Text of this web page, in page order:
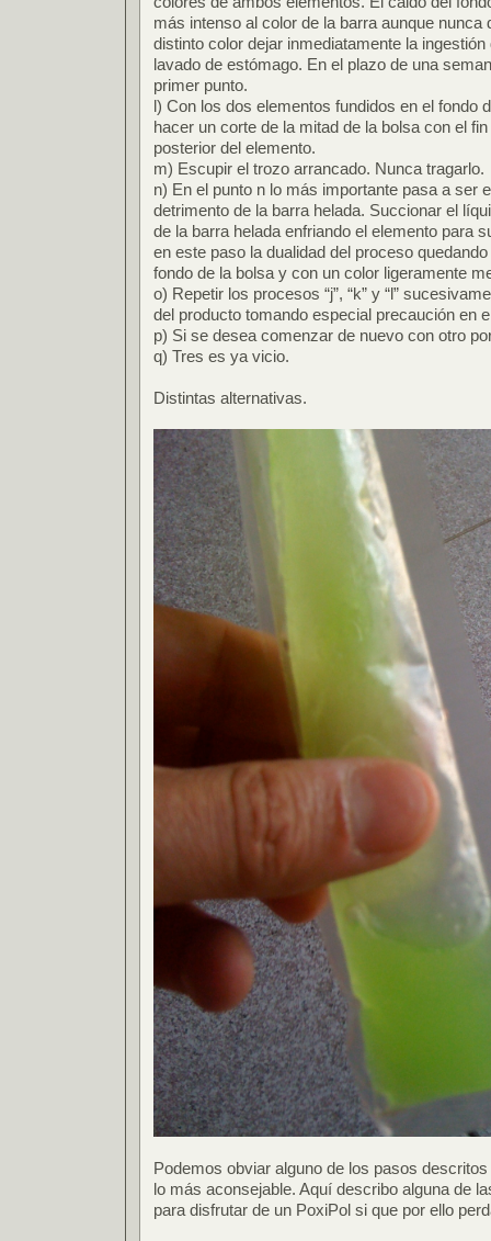
más intenso al color de la barra aunque nunca
distinto color dejar inmediatamente la
lavado de estómago. En el plazo de una
primer punto.
l) Con los dos elementos fundidos en el fondo
hacer un corte de la mitad de la bolsa con el
posterior del elemento.
m) Escupir el trozo arrancado. Nunca tragarlo.
n) En el punto n lo más importante pasa a ser
detrimento de la barra helada. Succionar el
de la barra helada enfriando el elemento para
en este paso la dualidad del proceso
fondo de la bolsa y con un color ligeramente
o) Repetir los procesos “j”, “k” y “l”
del producto tomando especial precaución en
p) Si se desea comenzar de nuevo con otro
q) Tres es ya vicio.
Distintas alternativas.
Podemos obviar alguno de los pasos
lo más aconsejable. Aquí describo alguna de
para disfrutar de un PoxiPol si que por ello